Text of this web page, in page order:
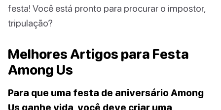
festa! Você está pronto para procurar o impostor,
tripulação?
Melhores Artigos para Festa
Among Us
Para que uma festa de aniversário Among
Us ganhe vida, você deve criar uma